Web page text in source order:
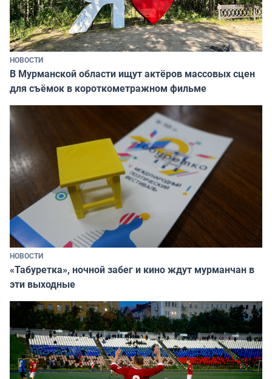
НОВОСТИ
В Мурманской области ищут актёров массовых сцен
для съёмок в короткометражном фильме
НОВОСТИ
«Табуретка», ночной забег и кино ждут мурманчан в
эти выходные